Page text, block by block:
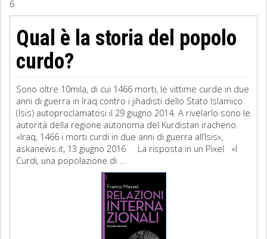
Filosofia
Matematica
Diritto
6
Qual è la storia del popolo
curdo?
Sono oltre 10mila, di cui 1466 morti, le vittime curde in due
anni di guerra in Iraq contro i jihadisti dello Stato Islamico
(Isis) autoproclamatosi il 29 giugno 2014. A rivelarlo sono le
autorità della regione autonoma del Kurdistan iracheno.
«Iraq, 1466 i morti curdi in due anni di guerra all’Isis»,
askanews.it, 13 giugno 2016 La risposta in un Pixel «I
Curdi, una popolazione di ...